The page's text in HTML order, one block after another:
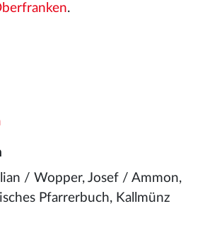
.
/ Wopper, Josef / Ammon,
Pfarrerbuch, Kallmünz